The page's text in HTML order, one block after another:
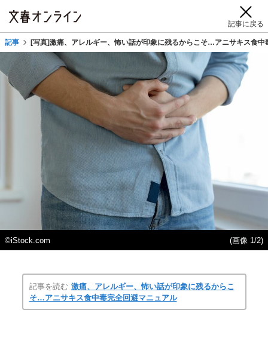
記事に戻る
記事 [写真]激痛、アレルギー、怖い話が印象に残るからこそ…アニサキス食中
©iStock.com (画像 1/2)
記事を読む 激痛、アレルギー、怖い話が印象に残るからこ
そ…アニサキス食中毒完全回避マニュアル